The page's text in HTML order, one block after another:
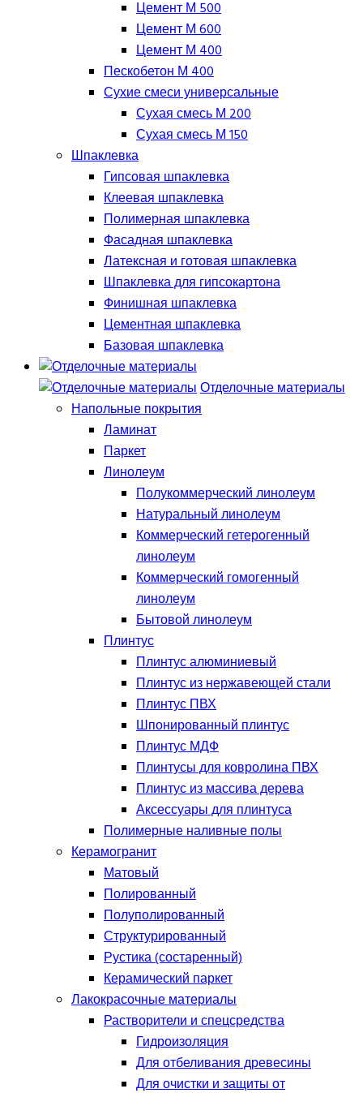
Цемент М 500
Цемент М 600
Цемент М 400
Пескобетон М 400
Сухие смеси универсальные
Сухая смесь М 200
Сухая смесь М 150
Шпаклевка
Гипсовая шпаклевка
Клеевая шпаклевка
Полимерная шпаклевка
Фасадная шпаклевка
Латексная и готовая шпаклевка
Шпаклевка для гипсокартона
Финишная шпаклевка
Цементная шпаклевка
Базовая шпаклевка
Отделочные материалы
Напольные покрытия
Ламинат
Паркет
Линолеум
Полукоммерческий линолеум
Натуральный линолеум
Коммерческий гетерогенный
линолеум
Коммерческий гомогенный
линолеум
Бытовой линолеум
Плинтус
Плинтус алюминиевый
Плинтус из нержавеющей стали
Плинтус ПВХ
Шпонированный плинтус
Плинтус МДФ
Плинтусы для ковролина ПВХ
Плинтус из массива дерева
Аксессуары для плинтуса
Полимерные наливные полы
Керамогранит
Матовый
Полированный
Полуполированный
Структурированный
Рустика (состаренный)
Керамический паркет
Лакокрасочные материалы
Растворители и спецсредства
Гидроизоляция
Для отбеливания древесины
Для очистки и защиты от